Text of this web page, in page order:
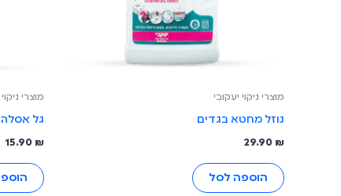
מוצרי ניקוי יעקובי
נוזל מחטא בגדים
29.90 ₪
הוספה לסל
מוצרי
גל אסלה
15.90 ₪